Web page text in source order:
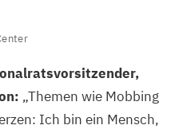
„Themen wie Mobbing
Ich bin ein Mensch,